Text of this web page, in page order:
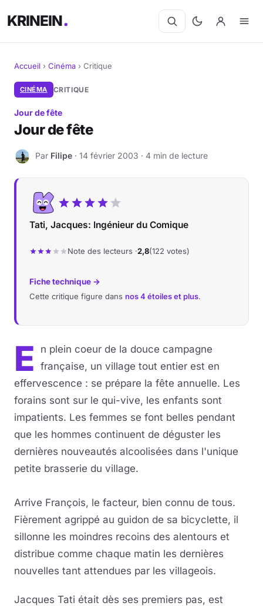
KRINEIN
Cinéma
Séries
Livres
Jeux vidéo
Musique
Sortir
Sciences & Tech
Forum
Accueil › Cinéma › Critique
CINÉMA CRITIQUE
Jour de fête
Jour de fête
F Par Filipe · 14 février 2003 · 4 min de lecture
Tati, Jacques: Ingénieur du Comique
Note des lecteurs ·2,8(122 votes)
Fiche technique →
Cette critique figure dans nos 4 étoiles et plus.
E
n plein coeur de la douce campagne
française, un village tout entier est en
effervescence : se prépare la fête annuelle. Les
forains sont sur le qui-vive, les enfants sont
impatients. Les femmes se font belles pendant
que les hommes continuent de déguster les
dernières nouveautés alcoolisées dans l'unique
petite brasserie du village.
Arrive François, le facteur, bien connu de tous.
Fièrement agrippé au guidon de sa bicyclette, il
sillonne les moindres recoins des alentours et
distribue comme chaque matin les dernières
nouvelles tant attendues par les villageois.
Jacques Tati était dès ses premiers pas, est